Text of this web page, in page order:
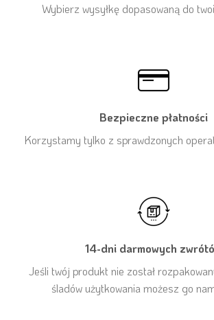
Wybierz wysyłkę dopasowaną do
Bezpieczne płatności
Korzystamy tylko z sprawdzonych
14-dni darmowych
Jeśli twój produkt nie został
śladów użytkowania możesz go